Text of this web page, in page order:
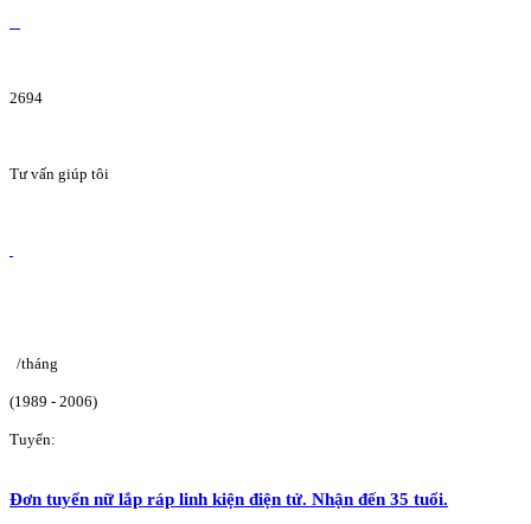
2694
Tư vấn giúp tôi
/tháng
(1989 - 2006)
Tuyển:
Đơn tuyển nữ lắp ráp linh kiện điện tử. Nhận đến 35 tuổi.